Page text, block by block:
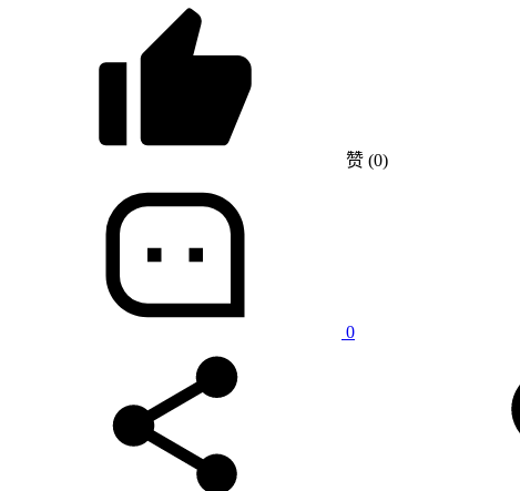
赞 (0)
0